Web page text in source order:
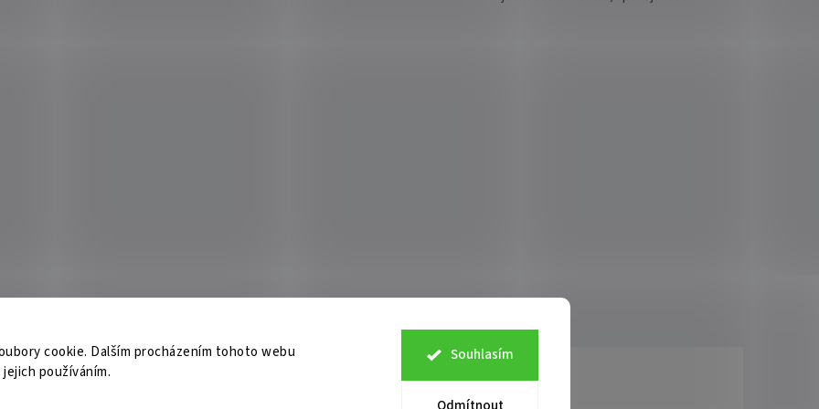
cookie. Dalším procházením tohoto webu
používáním.
Souhlasím